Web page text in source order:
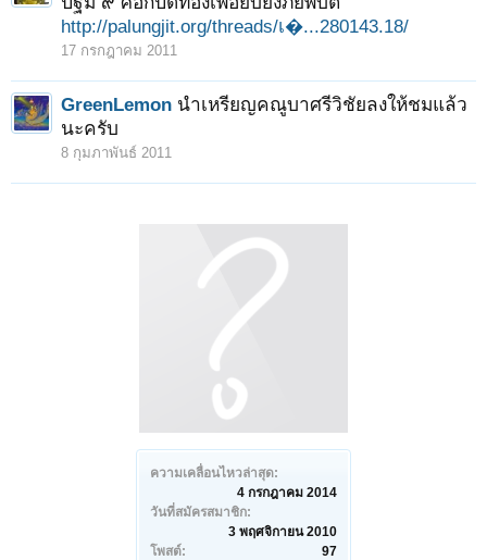
ความเคลื่อนไหวล่าสุด:
4 กรกฎาคม 2014
วันที่สมัครสมาชิก:
3 พฤศจิกายน 2010
โพสต์:
97
http://palungjit.org/threads/เ�...280143.18/
17 กรกฎาคม 2011
GreenLemon นำเหรียญคณูบาศรีวิชัยลงให้ชมแล้ว
นะครับ
8 กุมภาพันธ์ 2011